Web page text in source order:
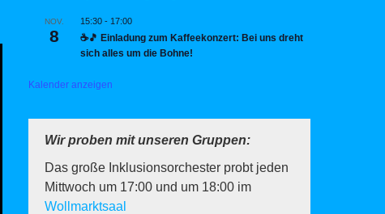
NOV.
8
15:30 - 17:00
☕🎵 Einladung zum Kaffeekonzert: Bei uns dreht
sich alles um die Bohne!
Kalender anzeigen
Wir proben mit unseren Gruppen:
Das große Inklusionsorchester probt jeden
Mittwoch um 17:00 und um 18:00 im
Wollmarktsaal